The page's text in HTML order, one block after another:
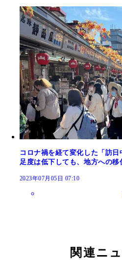
コロナ禍を経て変化した「訪
足度は低下しても、地方への
2023年07月05日 07:10
関連ニ